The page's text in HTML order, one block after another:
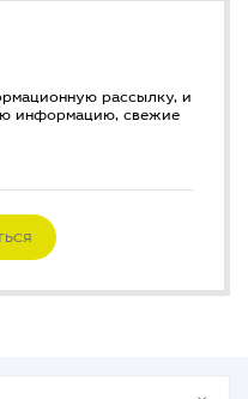
рассылку, и
информацию, свежие